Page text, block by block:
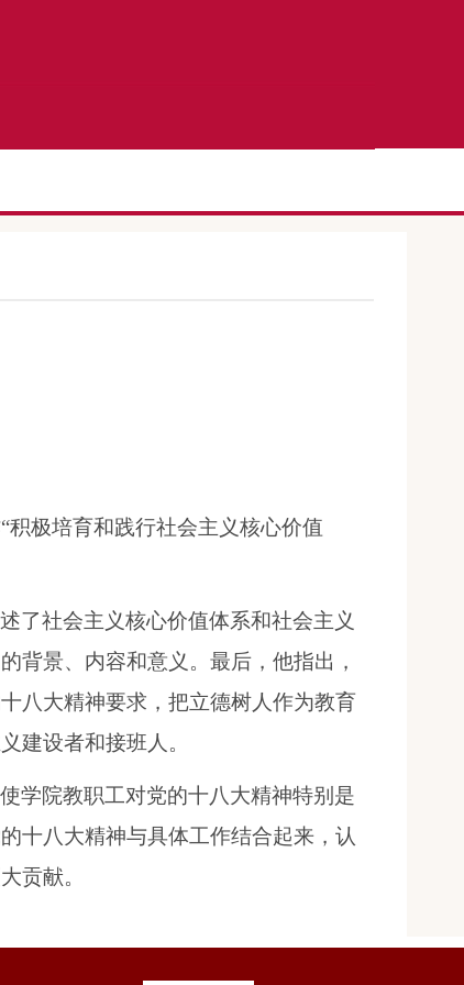
极培育和践行社会主义核心价值
了社会主义核心价值体系和社会主义
背景、内容和意义。最后，他指出，
八大精神要求，把立德树人作为教育
建设者和接班人。
学院教职工对党的十八大精神特别是
十八大精神与具体工作结合起来，认
贡献。